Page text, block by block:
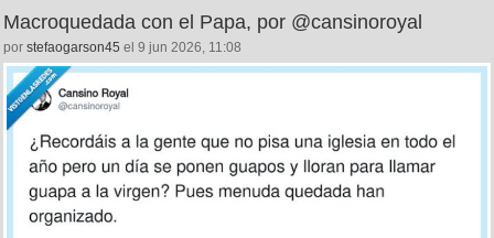
Macroquedada con el Papa, por @cansinoroyal
por stefaogarson45 el 9 jun 2026, 11:08